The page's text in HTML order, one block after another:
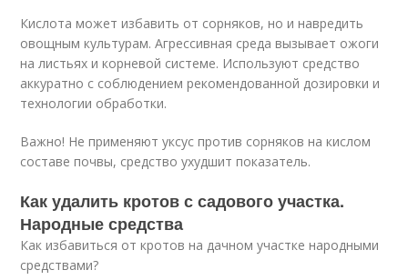
Кислота может избавить от сорняков, но и навредить
овощным культурам. Агрессивная среда вызывает ожоги
на листьях и корневой системе. Используют средство
аккуратно с соблюдением рекомендованной дозировки и
технологии обработки.
Важно! Не применяют уксус против сорняков на кислом
составе почвы, средство ухудшит показатель.
Как удалить кротов с садового участка.
Народные средства
Как избавиться от кротов на дачном участке народными
средствами?